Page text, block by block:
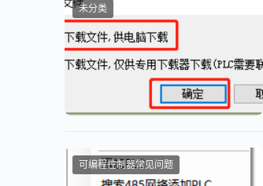
未分类
可编程控制器常见问题